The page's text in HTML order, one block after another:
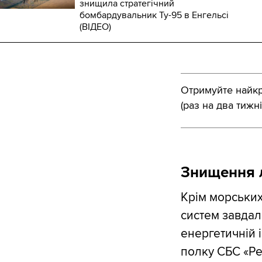
знищила стратегічний
бомбардувальник Ту-95 в Енгельсі
(ВІДЕО)
Отримуйте
(раз на два
Знищення
Крім
систем
енергетичній
полку СБС